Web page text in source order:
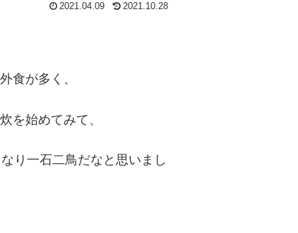
2021.04.09 2021.10.28
食が多く、
を始めてみて、
り一石二鳥だなと思いまし